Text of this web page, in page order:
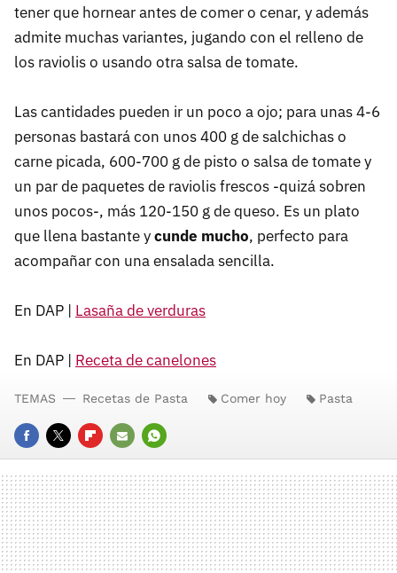
tener que hornear antes de comer o cenar, y además
admite muchas variantes, jugando con el relleno de
los raviolis o usando otra salsa de tomate.
Las cantidades pueden ir un poco a ojo; para unas 4-6
personas bastará con unos 400 g de salchichas o
carne picada, 600-700 g de pisto o salsa de tomate y
un par de paquetes de raviolis frescos -quizá sobren
unos pocos-, más 120-150 g de queso. Es un plato
que llena bastante ycunde mucho, perfecto para
acompañar con una ensalada sencilla.
En DAP | Lasaña de verduras
En DAP | Receta de canelones
FACEBOOK
TWITTERFLIPBOARD
E-
MAIL
WHATSAPP
TEMAS Recetas de Pasta Comer hoy Pasta